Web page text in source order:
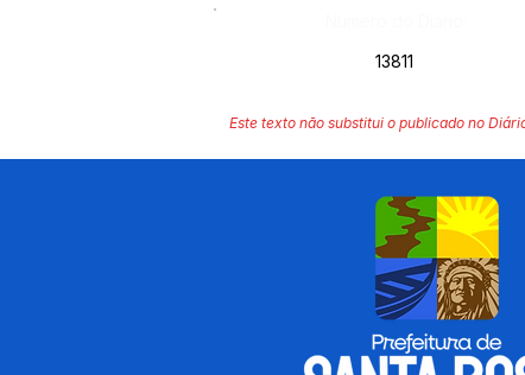
13811
Este texto não substitui o publicado no